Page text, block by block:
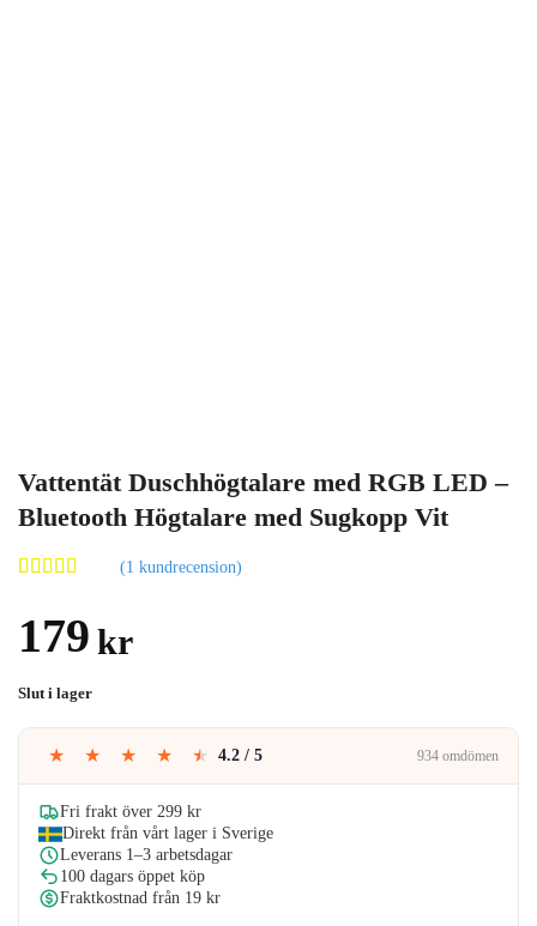
Vattentät Duschhögtalare med RGB LED –
Bluetooth Högtalare med Sugkopp Vit
baserat på
kundrecension
(1 kundrecension)
179 kr
Slut i lager
★ ★ ★ ★ ★ 4.2 / 5 934 omdömen
Fri frakt över 299 kr
Direkt från vårt lager i Sverige
Leverans 1–3 arbetsdagar
100 dagars öppet köp
Fraktkostnad från 19 kr